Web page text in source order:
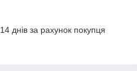
днів за рахунок покупця